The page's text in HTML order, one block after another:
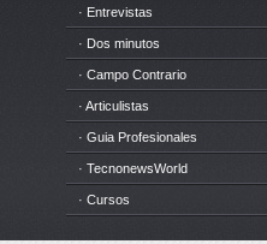
· Entrevistas
· Dos minutos
· Campo Contrario
· Articulistas
· Guia Profesionales
· TecnonewsWorld
· Cursos